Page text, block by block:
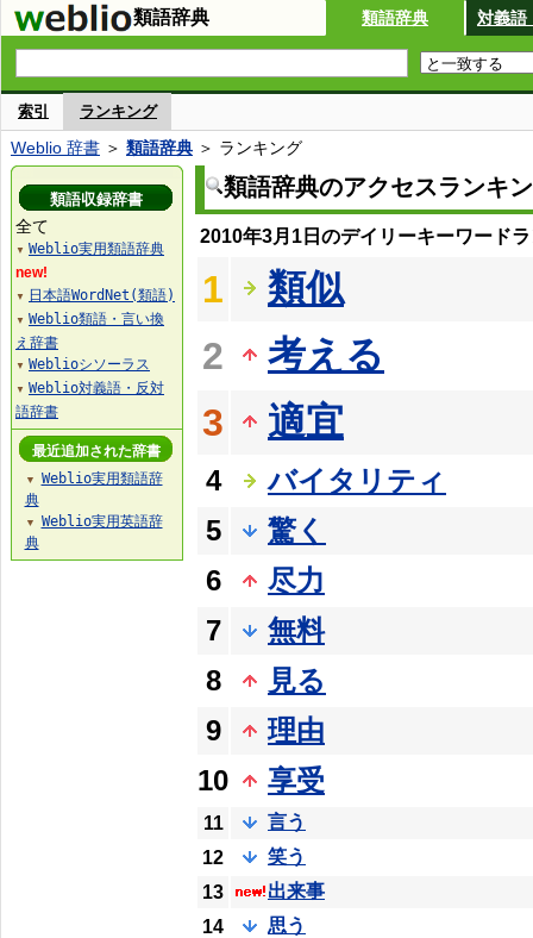
類語辞典 類語辞典 対義語
索引 ランキング
Weblio 辞書 ＞ 類語辞典 ＞ ランキング
類語辞典のアクセスランキ
2010年3月1日のデイリーキーワード
1
類似
2
考える
3
適宜
4
バイタリティ
5
驚く
6
尽力
7
無料
8
見る
9
理由
10
享受
11
言う
12
笑う
13
出来事
14
思う
類語収録辞書
全て
▼ Weblio実用類語辞典
new!
▼ 日本語WordNet(類語)
▼ Weblio類語・言い換
え辞書
▼ Weblioシソーラス
▼ Weblio対義語・反対
語辞書
最近追加された辞書
▼
Weblio実用類語辞
典
▼
Weblio実用英語辞
典